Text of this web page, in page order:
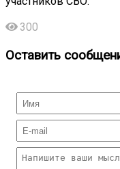
300
Оставить